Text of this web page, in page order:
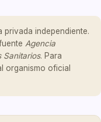
privada independiente.
Agencia
Sanitarios. Para
organismo oficial